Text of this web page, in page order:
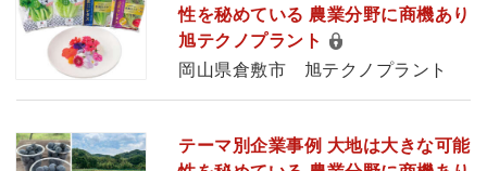
性を秘めている 農業分野に商機あり
旭テクノプラント
岡山県倉敷市 旭テクノプラント
テーマ別企業事例 大地は大きな可能